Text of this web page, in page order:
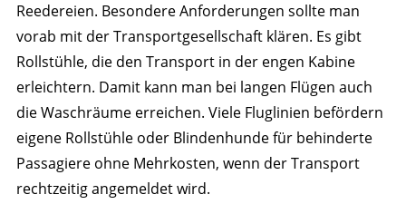
Reedereien. Besondere Anforderungen sollte man
vorab mit der Transportgesellschaft klären. Es gibt
Rollstühle, die den Transport in der engen Kabine
erleichtern. Damit kann man bei langen Flügen auch
die Waschräume erreichen. Viele Fluglinien befördern
eigene Rollstühle oder Blindenhunde für behinderte
Passagiere ohne Mehrkosten, wenn der Transport
rechtzeitig angemeldet wird.